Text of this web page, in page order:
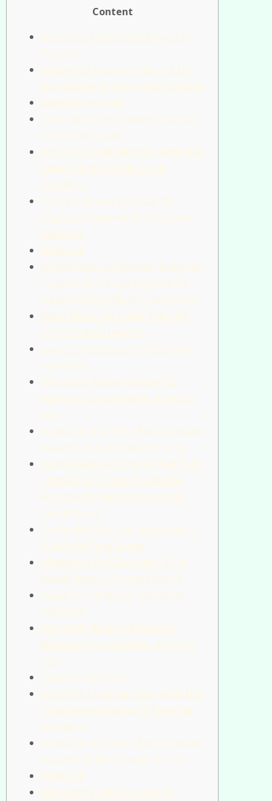
Content
Best Dating Sites With Regard To
Over 50
Megan Fox Está De Volta — E Ela
Nunca Deveria Ter Guillado Embora
Galeria Para Fotos
Conteúdos Que A Gente Acha Que
Você Pode Gostar
John Wick Chad Stahelski Ainda Não
Sabe Quando 5º Película Vai
Acontecer
Filme Do Barney Irá Focar Na
Angústia Millennial, Diz Produtor-
executivo
Facebook
Equipe Santo-antoniense Red Bull É
Campeã Da 3ª Copa Regional De
Futebol Society Na Província Arcos
Rebel Moon Ray Fisher Entra Em
Ação Em Nova Imagem
Vagas Sobre Emprego Ofertadas
Vello Sine
Arena Mrv Receberá Show Do
Maroon 5 Em Setembro, Antecipa
Site
Facebook Terá Filtro Para Combater
Vazamento De Conteúdo Íntimo
Equipe Santo-antoniense Red Bull É
Campeã Da 3ª Copa Do Mundo
Regional De Futebol Society Na
Cidade Arcos
Conteúdos Que The Gente Acha O
Qual Você Pode Gostar
Megan Fox Está De Volta – E Ela
Jamais Deveria Ter Ido Embora
Vagas Para Emprego Ofertadas
Vello Sine
Arena Mrv Receberá Show Do
Maroon 5 Em Setembro, Antecipa
Site
Galeria Sobre Fotos
John Wick Chad Stahelski Ainda Não
Compreende Quando 5º Filme Vai
Acontecer
Facebook Terá Filtro Para Combater
Vazamento De Conteúdo Íntimo
Facebook
Best Dating Sites For Over 50